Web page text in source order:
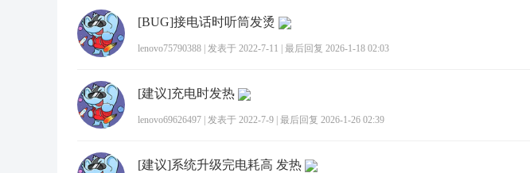
[BUG]接电话时听筒发烫
lenovo75790388 发表于 2022-7-11 最后回复 2026-1-18 02:03
[建议]充电时发热
lenovo69626497 发表于 2022-7-9 最后回复 2026-1-26 02:39
[建议]系统升级完电耗高 发热